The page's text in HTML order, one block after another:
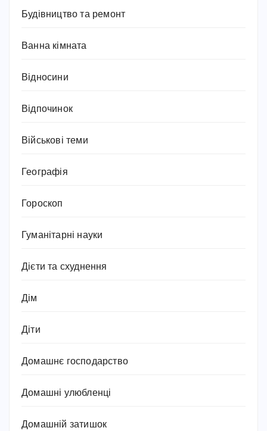
Будівництво та ремонт
Ванна кімната
Відносини
Відпочинок
Військові теми
Географія
Гороскоп
Гуманітарні науки
Дієти та схуднення
Дім
Діти
Домашнє господарство
Домашні улюбленці
Домашній затишок